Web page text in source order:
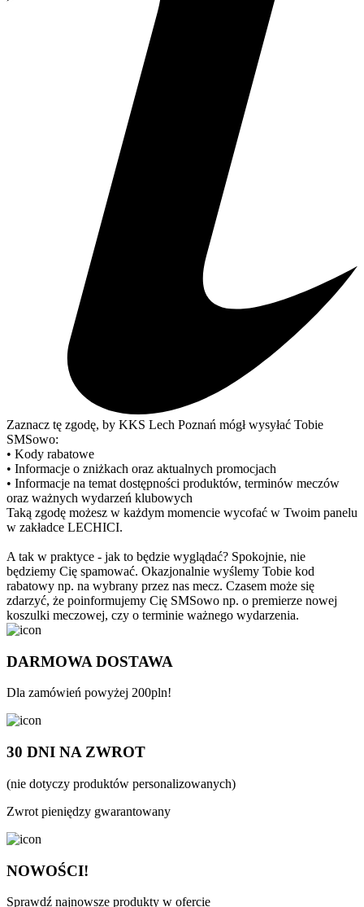
Zaznacz tę zgodę, by KKS Lech Poznań mógł wysyłać Tobie
SMSowo:
• Kody rabatowe
• Informacje o zniżkach oraz aktualnych promocjach
• Informacje na temat dostępności produktów, terminów meczów
oraz ważnych wydarzeń klubowych
Taką zgodę możesz w każdym momencie wycofać w Twoim panelu
w zakładce LECHICI.
A tak w praktyce - jak to będzie wyglądać? Spokojnie, nie
będziemy Cię spamować. Okazjonalnie wyślemy Tobie kod
rabatowy np. na wybrany przez nas mecz. Czasem może się
zdarzyć, że poinformujemy Cię SMSowo np. o premierze nowej
koszulki meczowej, czy o terminie ważnego wydarzenia.
DARMOWA DOSTAWA
Dla zamówień powyżej 200pln!
30 DNI NA ZWROT
(nie dotyczy produktów personalizowanych)
Zwrot pieniędzy gwarantowany
NOWOŚCI!
Sprawdź najnowsze produkty w ofercie